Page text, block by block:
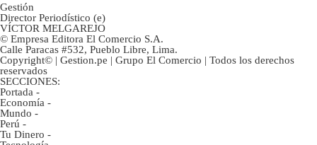
Gestión
Director Periodístico (e)
VÍCTOR MELGAREJO
© Empresa Editora El Comercio S.A.
Calle Paracas #532, Pueblo Libre, Lima.
Copyright© | Gestion.pe | Grupo El Comercio | Todos los derechos
reservados
SECCIONES:
Portada -
Economía -
Mundo -
Perú -
Tu Dinero -